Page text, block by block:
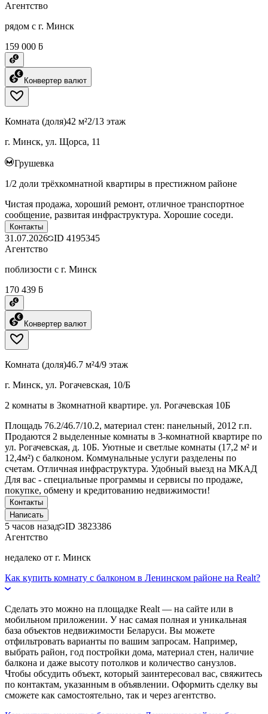
Агентство
рядом с г. Минск
159 000 ƃ
Конвертер валют
Комната (доля)42 м²2/13 этаж
г. Минск, ул. Щорса, 11
Грушевка
1/2 доли трёхкомнатной квартиры в престижном районе
Чистая продажа, хороший ремонт, отличное транспортное
сообщение, развитая инфраструктура. Хорошие соседи.
Контакты
31.07.2026 ID 4195345
Агентство
поблизости с г. Минск
170 439 ƃ
Конвертер валют
Комната (доля)46.7 м²4/9 этаж
г. Минск, ул. Рогачевская, 10/Б
2 комнаты в 3комнатной квартире. ул. Рогачевская 10Б
Площадь 76.2/46.7/10.2, материал стен: панельный, 2012 г.п.
Продаются 2 выделенные комнаты в 3-комнатной квартире по
ул. Рогачевская, д. 10Б. Уютные и светлые комнаты (17,2 м² и
12,4м²) с балконом. Коммунальные услуги разделены по
счетам. Отличная инфраструктура. Удобный выезд на МКАД
Для вас - специальные программы и сервисы по продаже,
покупке, обмену и кредитованию недвижимости!
Контакты
Написать
5 часов назад ID 3823386
Агентство
недалеко от г. Минск
Как купить комнату с балконом в Ленинском районе на Realt?
Сделать это можно на площадке Realt — на сайте или в
мобильном приложении. У нас самая полная и уникальная
база объектов недвижимости Беларуси. Вы можете
отфильтровать варианты по вашим запросам. Например,
выбрать район, год постройки дома, материал стен, наличие
балкона и даже высоту потолков и количество санузлов.
Чтобы обсудить объект, который заинтересовал вас, свяжитесь
по контактам, указанным в объявлении. Оформить сделку вы
сможете как самостоятельно, так и через агентство.